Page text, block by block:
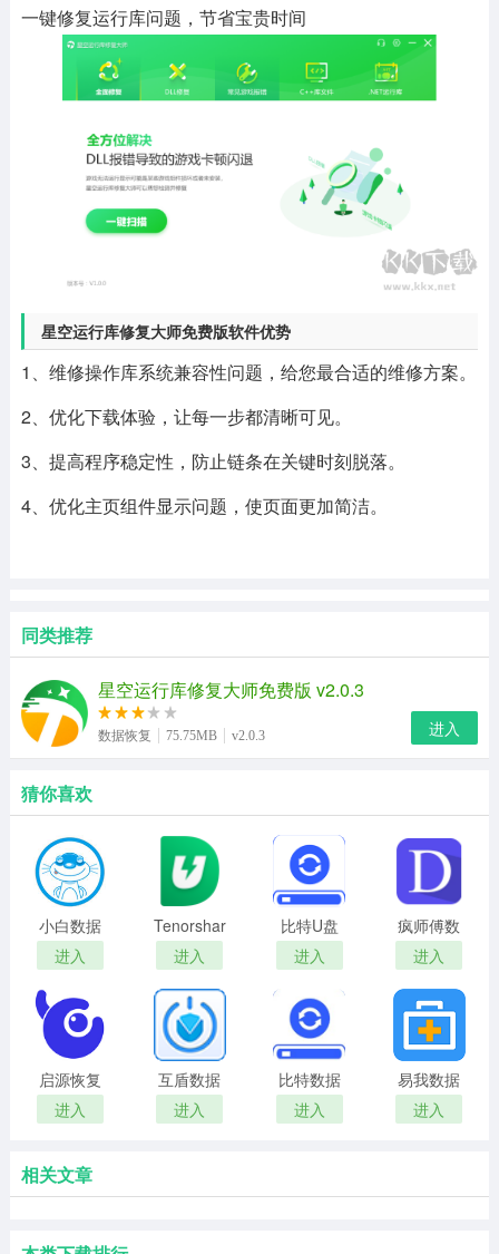
一键修复运行库问题，节省宝贵时间
星空运行库修复大师免费版软件优势
1、维修操作库系统兼容性问题，给您最合适的维修方案。
2、优化下载体验，让每一步都清晰可见。
3、提高程序稳定性，防止链条在关键时刻脱落。
4、优化主页组件显示问题，使页面更加简洁。
同类推荐
星空运行库修复大师免费版 v2.0.3
数据恢复 75.75MB v2.0.3 进入
猜你喜欢
小白数据
恢复工具
正式版
进入
Tenorshare
UltData
for
Android数
据恢复工
具
进入
比特U盘
数据恢复
软件
进入
疯师傅数
据恢复大
师最新版
进入
启源恢复
大师最新
版
进入
互盾数据
恢复盒子
进入
比特数据
恢复工具
绿色版
进入
易我数据
恢复
进入
相关文章